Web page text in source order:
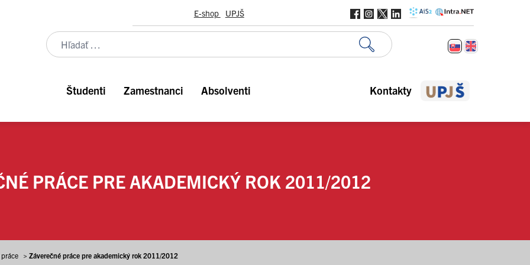
E-shop UPJŠ
Študenti Zamestnanci Absolventi Kontakty
PRÁCE PRE AKADEMICKÝ ROK 2011/2012
> Záverečné práce pre akademický rok 2011/2012